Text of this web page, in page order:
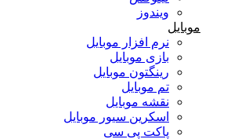
ویندوز
موبایل
نرم افزار موبایل
بازی موبایل
رینگتون موبایل
تم موبایل
نقشه موبایل
اسکرین سیور موبایل
پاکت پی سی